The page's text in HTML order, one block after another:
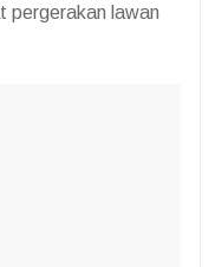
pergerakan lawan